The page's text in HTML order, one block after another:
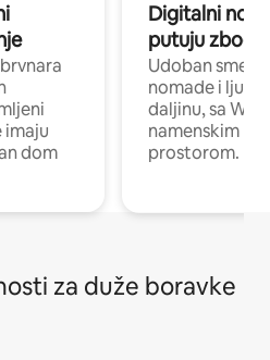
imaju
dom
Digitalni
putuju zbog
Udoban
nomade i ljude
daljinu, sa Wi-
namenskim
prostorom.
za duže boravke